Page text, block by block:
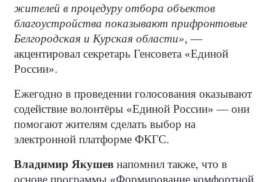
жителей в процедуру отбора объектов
благоустройства показывают прифронтовые
Белгородская и Курская области», —
акцентировал секретарь Генсовета «Единой
России».
Ежегодно в проведении голосования оказывают
содействие волонтёры «Единой России» — они
помогают жителям сделать выбор на
электронной платформе ФКГС.
Владимир Якушев напомнил также, что в
основе программы «Формирование комфортной